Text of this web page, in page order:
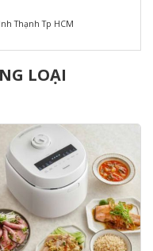
Thạnh Tp HCM
LOẠI